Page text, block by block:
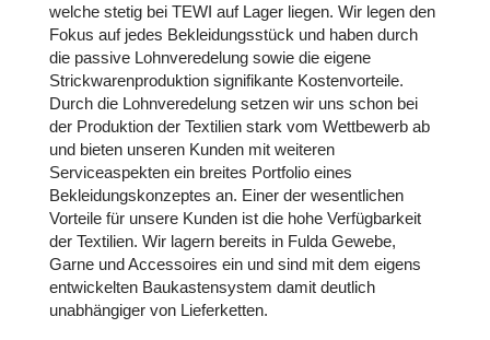
welche stetig bei TEWI auf Lager liegen. Wir legen den
Fokus auf jedes Bekleidungsstück und haben durch
die passive Lohnveredelung sowie die eigene
Strickwarenproduktion signifikante Kostenvorteile.
Durch die Lohnveredelung setzen wir uns schon bei
der Produktion der Textilien stark vom Wettbewerb ab
und bieten unseren Kunden mit weiteren
Serviceaspekten ein breites Portfolio eines
Bekleidungskonzeptes an. Einer der wesentlichen
Vorteile für unsere Kunden ist die hohe Verfügbarkeit
der Textilien. Wir lagern bereits in Fulda Gewebe,
Garne und Accessoires ein und sind mit dem eigens
entwickelten Baukastensystem damit deutlich
unabhängiger von Lieferketten.